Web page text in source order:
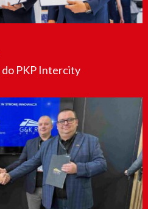
PKP Intercity